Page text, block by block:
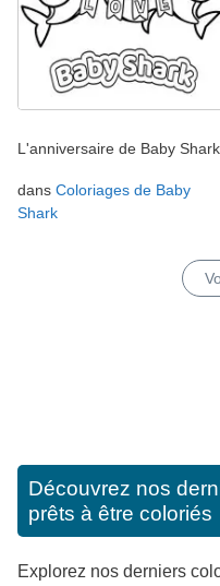
L'anniversaire de Baby Shark
dans Coloriages de Baby
Shark
Découvrez nos
prêts à être coloriés
Explorez nos derniers